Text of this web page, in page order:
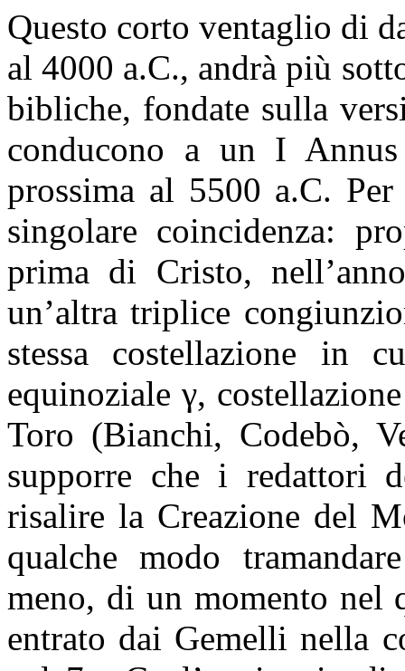
Questo corto ventaglio di
al 4000 a.C., andrà più
bibliche, fondate sulla
conducono a un I
prossima al 5500 a.C.
singolare coincidenza:
prima di Cristo,
un’altra triplice
stessa costellazione in
equinoziale γ,
Toro (Bianchi, Codebò,
supporre che i redattori
risalire la Creazione del
qualche modo
meno, di un momento nel
entrato dai Gemelli nella